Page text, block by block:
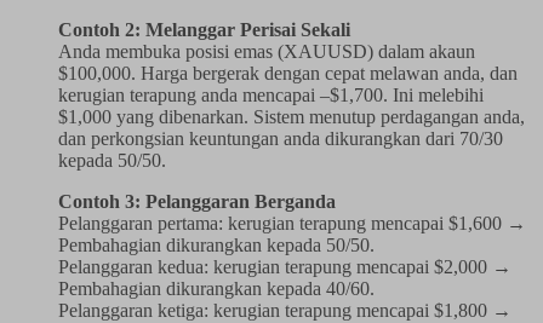
Contoh 2: Melanggar Perisai Sekali
Anda membuka posisi emas (XAUUSD) dalam akaun
$100,000. Harga bergerak dengan cepat melawan anda, dan
kerugian terapung anda mencapai –$1,700. Ini melebihi
$1,000 yang dibenarkan. Sistem menutup perdagangan anda,
dan perkongsian keuntungan anda dikurangkan dari 70/30
kepada 50/50.
Contoh 3: Pelanggaran Berganda
Pelanggaran pertama: kerugian terapung mencapai $1,600 →
Pembahagian dikurangkan kepada 50/50.
Pelanggaran kedua: kerugian terapung mencapai $2,000 →
Pembahagian dikurangkan kepada 40/60.
Pelanggaran ketiga: kerugian terapung mencapai $1,800 →